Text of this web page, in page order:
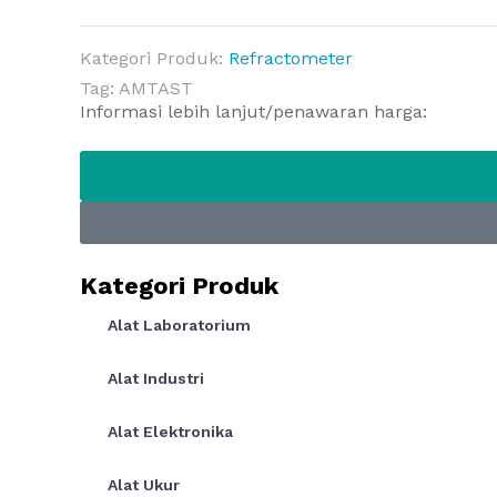
Kategori Produk: Refractometer
Tag: AMTAST
Informasi lebih lanjut/penawaran harga:
Kategori Produk
Alat Laboratorium
Alat Industri
Alat Elektronika
Alat Ukur